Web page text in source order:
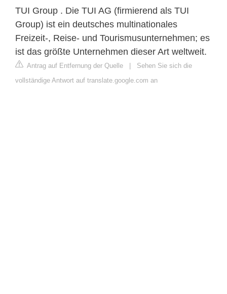
TUI Group . Die TUI AG (firmierend als TUI
Group) ist ein deutsches multinationales
Freizeit-, Reise- und Tourismusunternehmen; es
ist das größte Unternehmen dieser Art weltweit.
Antrag auf Entfernung der Quelle | Sehen Sie sich die
vollständige Antwort auf translate.google.com an